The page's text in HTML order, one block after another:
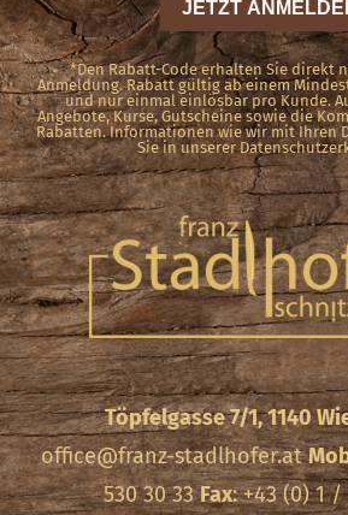
*Den Rabatt-Code erhalten Sie direkt
Anmeldung. Rabatt gültig ab einem
und nur einmal einlösbar pro Kunde.
Angebote, Kurse, Gutscheine sowie die
Rabatten. Informationen wie wir mit Ihren
Sie in unserer
Töpfelgasse 7/1, 1140
office@franz-stadlhofer.at
530 30 33Fax: +43 (0) 1 /